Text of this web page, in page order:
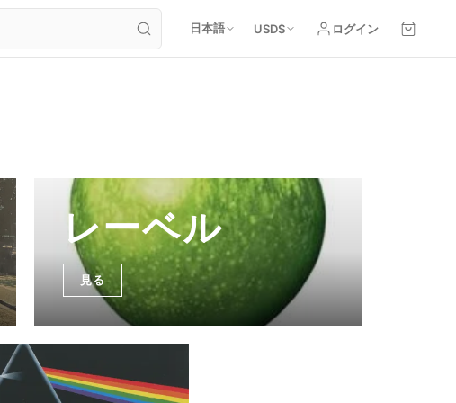
日本語 USD$ ログイン
レーベル
見る